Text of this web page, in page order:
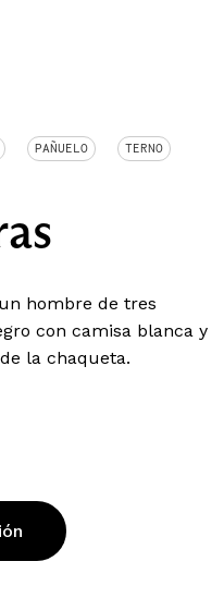
PAÑUELO TERNO
hombre de tres
con camisa blanca y
la chaqueta.